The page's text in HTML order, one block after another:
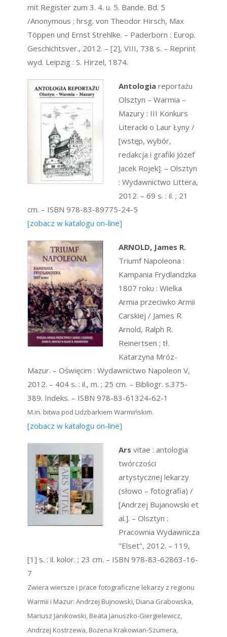
mit Register zum 3. 4. u. 5. Bande. Bd. 5
/Anonymous ; hrsg. von Theodor Hirsch, Max
Töppen und Ernst Strehlke. – Paderborn : Europ.
Geschichtsver., 2012. – [2], VIII, 738 s. – Reprint
wyd. Leipzig : S. Hirzel, 1874.
Antologia reportażu
Olsztyn – Warmia –
Mazury : III Konkurs
Literacki o Laur Łyny /
[wstęp, wybór,
redakcja i grafiki Józef
Jacek Rojek]. – Olsztyn
: Wydawnictwo Littera,
2012. – 69 s. : il. ; 21
cm. – ISBN 978-83-89775-24-5
[zobacz w katalogu on-line]
ARNOLD, James R.
Triumf Napoleona :
Kampania Frydlandzka
1807 roku : Wielka
Armia przeciwko Armii
Carskiej / James R.
Arnold, Ralph R.
Reinertsen ; tł.
Katarzyna Mróz-
Mazur. – Oświęcim : Wydawnictwo Napoleon V,
2012. – 404 s. : il., m. ; 25 cm. – Bibliogr. s.375-
389. Indeks. – ISBN 978-83-61324-62-1
M.in. bitwa pod Lidzbarkiem Warmińskim.
[zobacz w katalogu on-line]
Ars vitae : antologia
twórczości
artystycznej lekarzy
(słowo – fotografia) /
[Andrzej Bujanowski et
al.]. – Olsztyn :
Pracownia Wydawnicza
"Elset", 2012. – 119,
[1] s. : il. kolor. ; 23 cm. – ISBN 978-83-62863-16-
7
Zwiera wiersze i prace fotograficzne lekarzy z regionu
Warmii i Mazur: Andrzej Bujnowski, Diana Grabowska,
Mariusz Janikowski, Beata Januszko-Giergielewicz,
Andrzej Kostrzewa, Bożena Krakowian-Szumera,